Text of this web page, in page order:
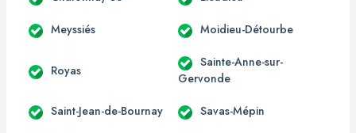
Meyssiés Moidieu-Détourbe
Royas
Sainte-Anne-sur-
Gervonde
Saint-Jean-de-Bournay Savas-Mépin